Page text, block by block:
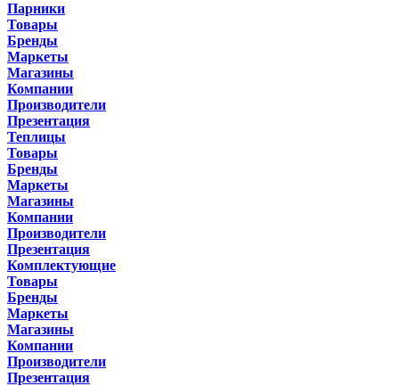
Парники
Товары
Бренды
Маркеты
Магазины
Компании
Производители
Презентация
Теплицы
Товары
Бренды
Маркеты
Магазины
Компании
Производители
Презентация
Комплектующие
Товары
Бренды
Маркеты
Магазины
Компании
Производители
Презентация